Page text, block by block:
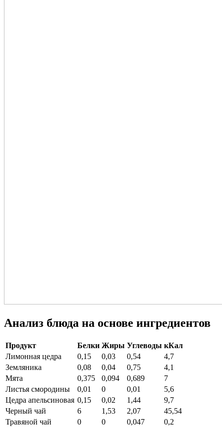
Анализ блюда на основе ингредиентов
Продукт Белки Жиры Углеводы кКал
Лимонная цедра
0,15 0,03 0,54
4,7
Земляника
0,08 0,04 0,75
4,1
Мята
0,375 0,094 0,689
7
Листья смородины
0,01 0 0,01
5,6
Цедра апельсиновая 0,15 0,02 1,44
9,7
Черный чай
6 1,53 2,07
45,54
Травяной чай
0 0 0,047
0,2